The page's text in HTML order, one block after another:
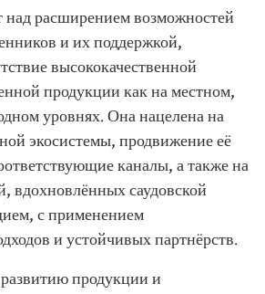
над расширением возможностей
и их поддержкой,
высококачественной
продукции как на местном,
уровнях. Она нацелена на
экосистемы, продвижение её
каналы, а также на
вдохновлённых саудовской
с применением
и устойчивых партнёрств.
продукции и